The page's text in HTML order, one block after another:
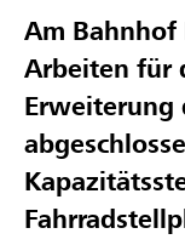
Am Bahnhof
Arbeiten für
Erweiterung